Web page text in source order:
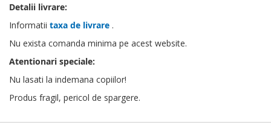
Detalii livrare:
Informatii taxa de livrare .
Nu exista comanda minima pe acest website.
Atentionari speciale:
Nu lasati la indemana copiilor!
Produs fragil, pericol de spargere.